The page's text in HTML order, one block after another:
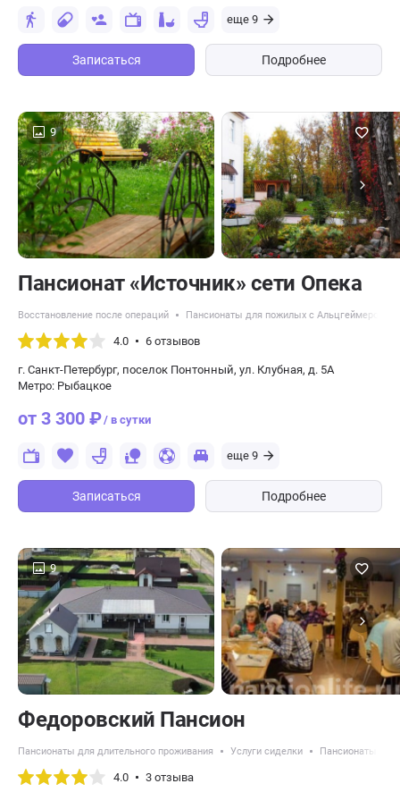
еще 9
Записаться Подробнее
9
Пансионат «Источник» сети Опека
Восстановление после операций Пансионаты для пожилых с Альцгеймером
4.0 6 отзывов
г. Санкт-Петербург, поселок Понтонный, ул. Клубная, д. 5А
Метро: Рыбацкое
от 3 300 ₽/ в сутки
еще 9
Записаться Подробнее
9
Федоровский Пансион
Пансионаты для длительного проживания Услуги сиделки Пансионаты
4.0 3 отзыва